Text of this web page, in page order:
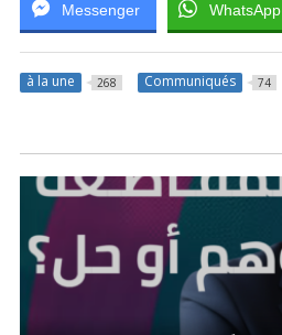
Messenger WhatsApp
à la une 268 Communiqués 74